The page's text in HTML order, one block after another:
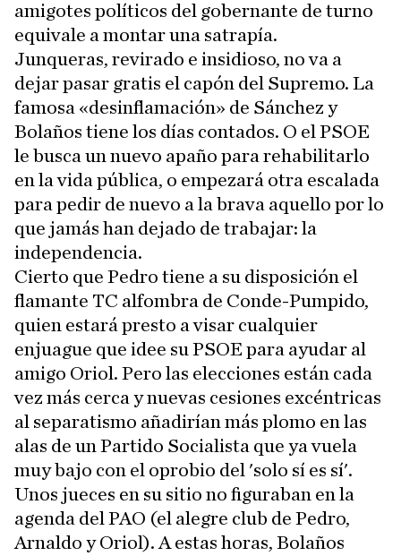
amigotes políticos del gobernante de turno
equivale a montar una satrapía.
Junqueras, revirado e insidioso, no va a
dejar pasar gratis el capón del Supremo. La
famosa «desinflamación» de Sánchez y
Bolaños tiene los días contados. O el PSOE
le busca un nuevo apaño para rehabilitarlo
en la vida pública, o empezará otra escalada
para pedir de nuevo a la brava aquello por lo
que jamás han dejado de trabajar: la
independencia.
Cierto que Pedro tiene a su disposición el
flamante TC alfombra de Conde-Pumpido,
quien estará presto a visar cualquier
enjuague que idee su PSOE para ayudar al
amigo Oriol. Pero las elecciones están cada
vez más cerca y nuevas cesiones excéntricas
al separatismo añadirían más plomo en las
alas de un Partido Socialista que ya vuela
muy bajo con el oprobio del 'solo sí es sí'.
Unos jueces en su sitio no figuraban en la
agenda del PAO (el alegre club de Pedro,
Arnaldo y Oriol). A estas horas, Bolaños